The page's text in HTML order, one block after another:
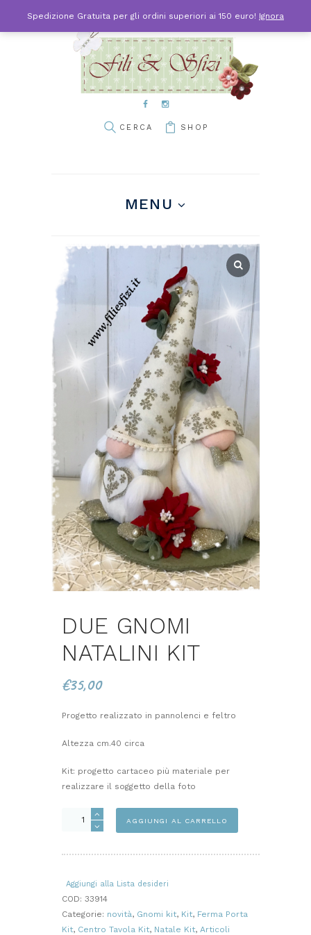
SHOP
MENU
DUE GNOMI
NATALINI KIT
€35,00
Progetto realizzato in pannolenci e feltro
Altezza cm.40 circa
Kit: progetto cartaceo più materiale per
realizzare il soggetto della foto
AGGIUNGI AL CARRELLO
Aggiungi alla Lista desideri
COD: 33914
Categorie: novità, Gnomi kit, Kit, Ferma Porta
Kit, Centro Tavola Kit, Natale Kit, Articoli
Spedizione Gratuita per gli ordini superiori ai 150 euro! Ignora